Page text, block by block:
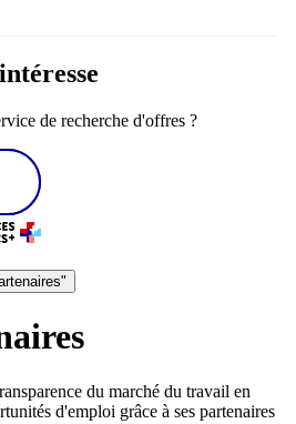
de recherche d'offres ?
du marché du travail en
d'emploi grâce à ses partenaires